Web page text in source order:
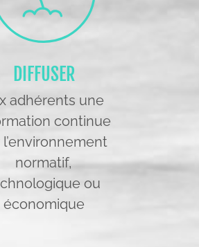
DIFFUSER
adhérents une
continue
l’environnement
normatif,
ou
économique